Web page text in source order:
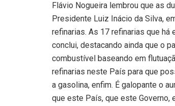
Flávio Nogueira lembrou que as
Presidente Luiz Inácio da Silva,
refinarias. As 17 refinarias que há
conclui, destacando ainda que o
combustível baseando em
refinarias neste País para que
a gasolina, enfim. É galopante o
que este País, que este Governo,